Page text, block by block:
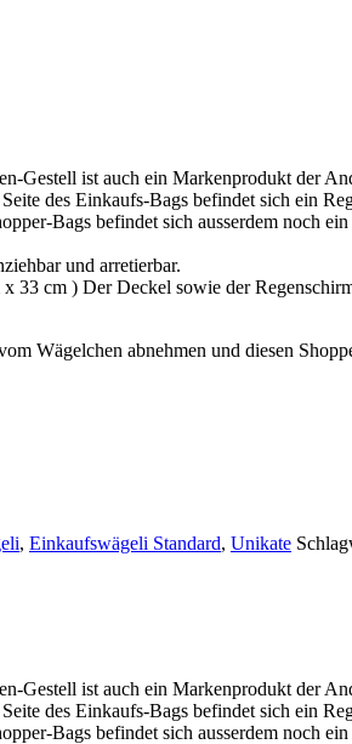
ist auch ein Markenprodukt der
des Einkaufs-Bags befindet sich ein
Bags befindet sich ausserdem noch
und arretierbar.
33 cm ) Der Deckel sowie der
Wägelchen abnehmen und diesen
, Einkaufswägeli Standard, Unikate
ist auch ein Markenprodukt der
des Einkaufs-Bags befindet sich ein
Bags befindet sich ausserdem noch